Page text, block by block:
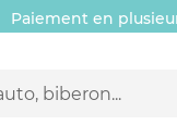
Paiement en